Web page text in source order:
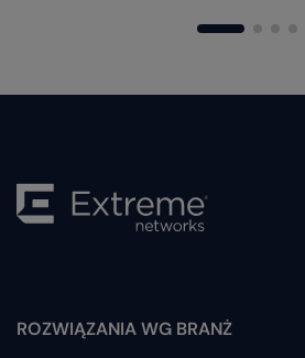
Toggle
ROZWIĄZANIA WG BRANŻ